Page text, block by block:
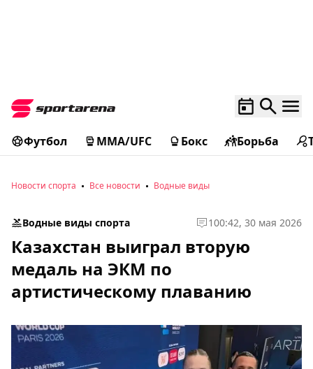
Футбол MMA/UFC Бокс Борьба
Новости спорта Все новости Водные виды
Водные виды спорта 100:42, 30 мая 2026
Казахстан выиграл вторую
медаль на ЭКМ по
артистическому плаванию